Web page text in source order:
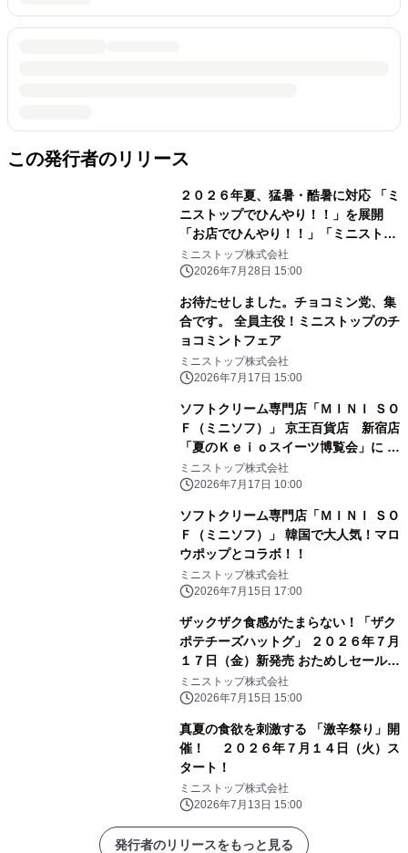
この発行者のリリース
２０２６年夏、猛暑・酷暑に対応 「ミ
ニストップでひんやり！！」を展開
「お店でひんやり！！」「ミニストッ
プアプリでひんやり！！」「おうちで
ひんやり！！」
ミニストップ株式会社
2026年7月28日 15:00
お待たせしました。チョコミン党、集
合です。 全員主役！ミニストップのチ
ョコミントフェア
ミニストップ株式会社
2026年7月17日 15:00
ソフトクリーム専門店「ＭＩＮＩ ＳＯ
Ｆ（ミニソフ）」 京王百貨店 新宿店
「夏のＫｅｉｏスイーツ博覧会」に ２
０２６年７月１７日（金）～出店
ミニストップ株式会社
2026年7月17日 10:00
ソフトクリーム専門店「ＭＩＮＩ ＳＯ
Ｆ（ミニソフ）」 韓国で大人気！マロ
ウポップとコラボ！！
ミニストップ株式会社
2026年7月15日 17:00
ザックザク食感がたまらない！「ザク
ポテチーズハットグ」 ２０２６年７月
１７日（金）新発売 おためしセール７
日間 ミニストップ予定本体価格から
２０円引き！
ミニストップ株式会社
2026年7月15日 15:00
真夏の食欲を刺激する 「激辛祭り」開
催！ ２０２６年７月１４日（火）ス
タート！
ミニストップ株式会社
2026年7月13日 15:00
発行者のリリースをもっと見る